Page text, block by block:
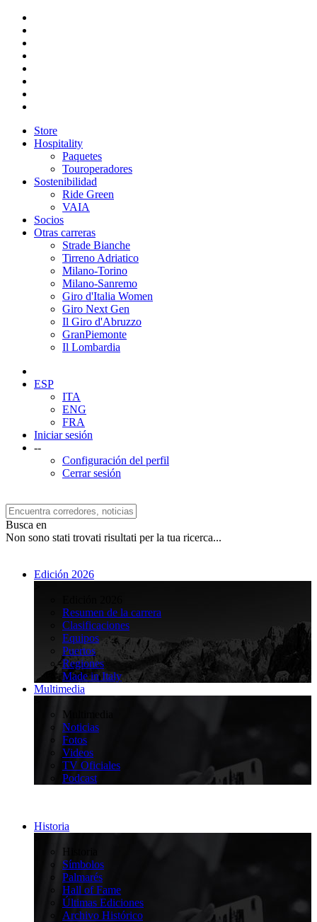
Store
Hospitality
Paquetes
Touroperadores
Sostenibilidad
Ride Green
VAIA
Socios
Otras carreras
Strade Bianche
Tirreno Adriatico
Milano-Torino
Milano-Sanremo
Giro d'Italia Women
Giro Next Gen
Il Giro d'Abruzzo
GranPiemonte
Il Lombardia
ESP
ITA
ENG
FRA
Iniciar sesión
--
Configuración del perfil
Cerrar sesión
Busca en
Non sono stati trovati risultati per la tua ricerca...
Edición 2026
Resumen de la carrera
Clasificaciones
Equipos
Puertos
Regiones
Made in Italy
Multimedia
Multimedia
Noticias
Fotos
Videos
TV Oficiales
Podcast
Historia
Historia
Símbolos
Palmarés
Hall of Fame
Últimas Ediciones
Archivo Histórico